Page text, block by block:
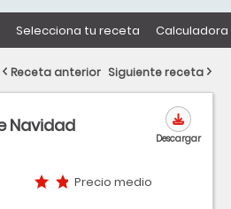
Selecciona tu receta
Navidad
Precio medio
Descargar
Receta anterior Siguiente receta